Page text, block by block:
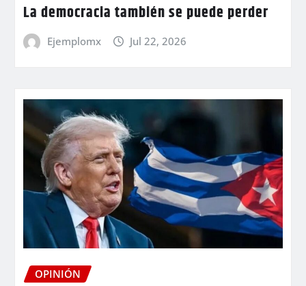
La democracia también se puede perder
Ejemplomx Jul 22, 2026
OPINIÓN